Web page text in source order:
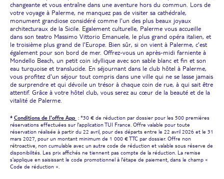
changeante et vous entraîne dans une aventure hors du commun. Lors de
votre voyage à Palerme, ne manquez pas de visiter sa cathédrale,
monument grandiose considéré comme l'un des plus beaux joyaux
architecturaux de la Sicile. Egalement culturelle, Palerme vous accueille
dans son teatro Massimo Vittorio Emanuele, le plus grand opéra italien, et
le troisième plus grand de l'Europe. Bien sûr, si on vient à Palerme, c'est
également pour son bord de mer. Offrez-vous un après-midi farniente à
Mondello Beach, un petit coin idyllique avec son sable blanc et fin et son
eau turquoise et translucide. En séjournant dans le club hôtel à Palerme,
vous profitez d'un séjour tout compris dans une ville qui ne se lasse jamais
de surprendre et qui dévoile un trésor à chaque coin de rue, à qui sait être
attentif. Grâce à votre hôtel club, vous serez au cœur de la beauté et de la
vitalité de Palerme.
* Conditions de l'offre App : *30 € de réduction par dossier pour les 500 premières
réservations effectuées sur l'application TUI France. Offre valable pour toute
réservation réalisée à partir du 22 avril, pour des départs entre le 22 avril 2026 et le 31
mars 2027, pour un montant minimum de 1 000 € TTC par dossier. Offre non
rétroactive, non cumulable avec un autre code de réduction et valable sous réserve de
disponibilités. Les prix affichés ne tiennent pas compte de la réduction. La remise
s'applique en saisissant le code promotionnel à l'étape de paiement, dans le champ «
Code de réduction ».